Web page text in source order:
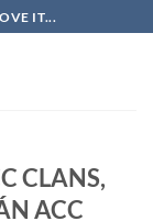
IT...
CLANS,
ACC